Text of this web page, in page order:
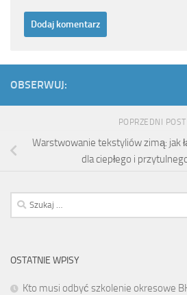
OBSERWUJ:
POPRZEDNI POST
Warstwowanie tekstyliów zimą: jak
dla ciepłego i
Szukaj:
OSTATNIE WPISY
Kto musi odbyć szkolenie okresowe